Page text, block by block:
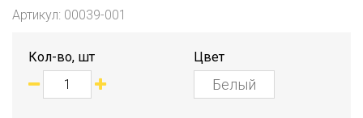
Артикул: 00039-001
Кол-во, шт Цвет